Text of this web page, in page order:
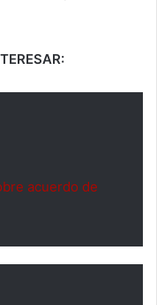
acuerdo de